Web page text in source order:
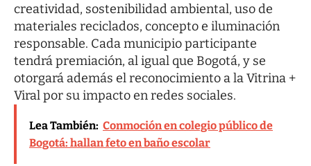
creatividad, sostenibilidad ambiental, uso de
materiales reciclados, concepto e iluminación
responsable. Cada municipio participante
tendrá premiación, al igual que Bogotá, y se
otorgará además el reconocimiento a la Vitrina +
Viral por su impacto en redes sociales.
Lea También: Conmoción en colegio público de
Bogotá: hallan feto en baño escolar